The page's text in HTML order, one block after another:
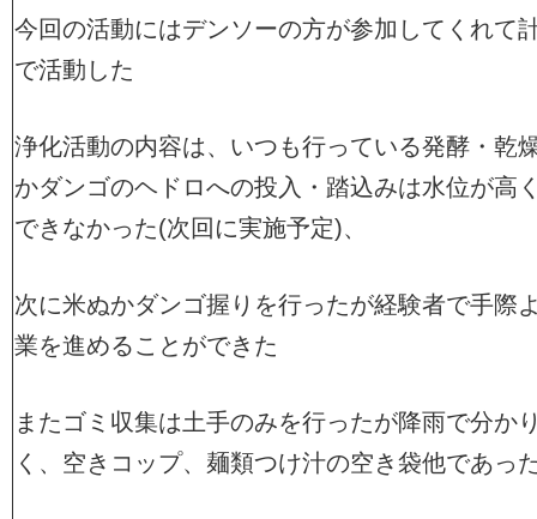
今回の活動にはデンソーの方が参加してくれて
で活動した
浄化活動の内容は、いつも行っている発酵・乾
かダンゴのヘドロへの投入・踏込みは水位が高
できなかった(次回に実施予定)、
次に米ぬかダンゴ握りを行ったが経験者で手際
業を進めることができた
またゴミ収集は土手のみを行ったが降雨で分か
く、空きコップ、麺類つけ汁の空き袋他であっ